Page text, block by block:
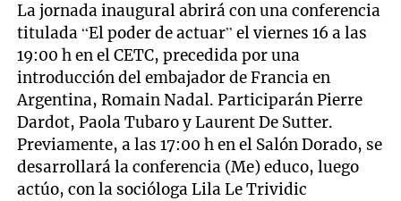
La jornada inaugural abrirá con una conferencia
titulada “El poder de actuar” el viernes 16 a las
19:00 h en el CETC, precedida por una
introducción del embajador de Francia en
Argentina, Romain Nadal. Participarán Pierre
Dardot, Paola Tubaro y Laurent De Sutter.
Previamente, a las 17:00 h en el Salón Dorado, se
desarrollará la conferencia (Me) educo, luego
actúo, con la socióloga Lila Le Trividic